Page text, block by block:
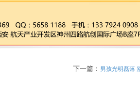
下一篇： 男孩光明磊落